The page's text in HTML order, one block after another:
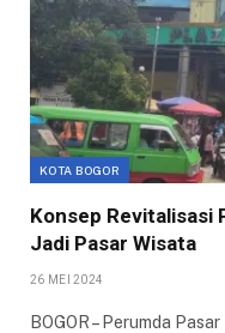
KOTA BOGOR
Konsep Revitalisasi
Jadi Pasar Wisata
26 MEI 2024
BOGOR – Perumda